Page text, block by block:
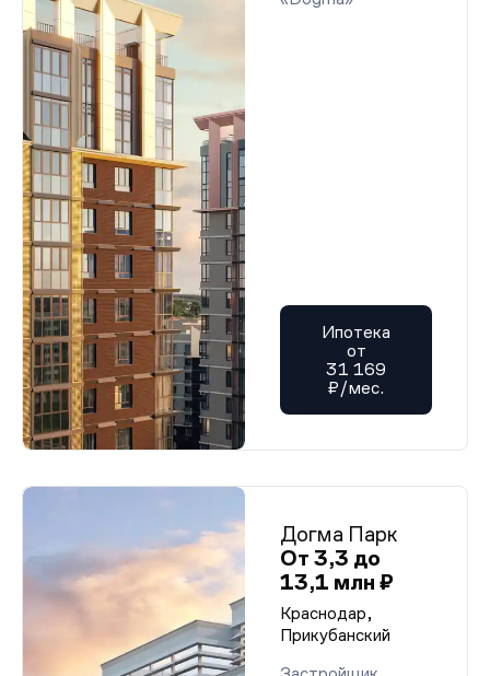
Ипотека
от
31 169
₽/мес.
Догма Парк
От 3,3 до
13,1 млн ₽
Краснодар,
Прикубанский